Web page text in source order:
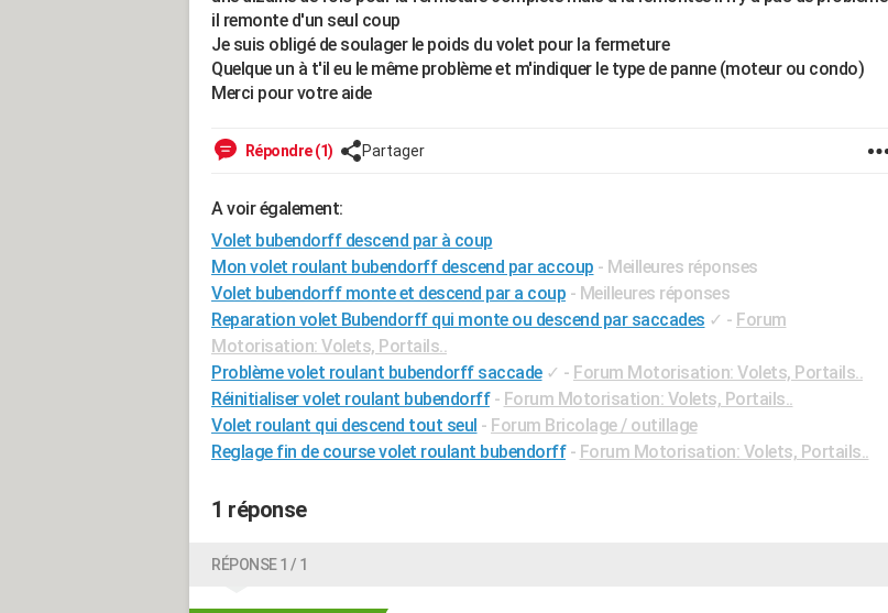
il remonte d'un seul coup
Je suis obligé de soulager le poids du volet pour la fermeture
Quelque un à t'il eu le même problème et m'indiquer le type de panne (moteur ou condo)
Merci pour votre aide
Répondre (1) Partager
A voir également:
Volet bubendorff descend par à coup
Mon volet roulant bubendorff descend par accoup - Meilleures réponses
Volet bubendorff monte et descend par a coup - Meilleures réponses
Reparation volet Bubendorff qui monte ou descend par saccades ✓ - Forum
Motorisation: Volets, Portails..
Problème volet roulant bubendorff saccade ✓ - Forum Motorisation: Volets, Portails..
Réinitialiser volet roulant bubendorff - Forum Motorisation: Volets, Portails..
Volet roulant qui descend tout seul - Forum Bricolage / outillage
Reglage fin de course volet roulant bubendorff - Forum Motorisation: Volets, Portails..
1 réponse
RÉPONSE 1 / 1